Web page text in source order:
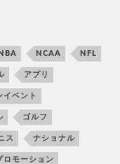
NBA NCAA NFL
アプリ
イベント
ゴルフ
ス ナショナル
ロモーション